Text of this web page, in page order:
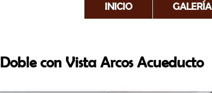
INICIO GALERÍA
Doble con Vista Arcos Acueducto